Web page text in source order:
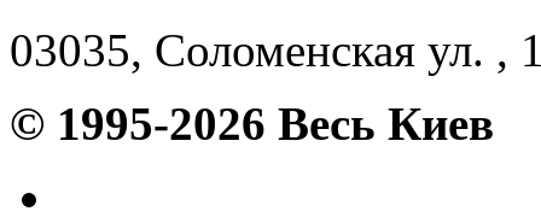
03035, Соломенская ул. ,
© 1995-2026 Весь Киев